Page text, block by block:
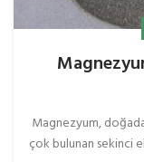
Magnezyum,
çok bulunan sekinci